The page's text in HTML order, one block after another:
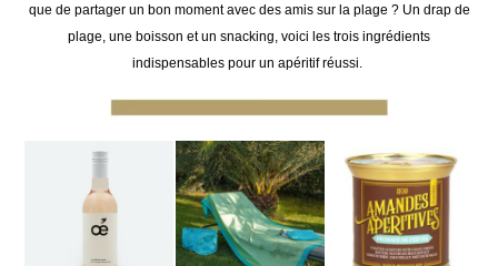
que de partager un bon moment avec des amis sur la plage ? Un drap de
plage, une boisson et un snacking, voici les trois ingrédients
indispensables pour un apéritif réussi.